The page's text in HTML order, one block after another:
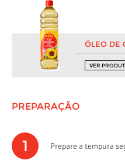
ÓLEO DE
VER
PREPARAÇÃO
1 Prepare a tempura